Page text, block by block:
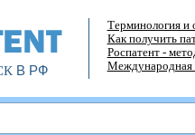
В РФ
Терминология и
Как получить
Роспатент -
Международная